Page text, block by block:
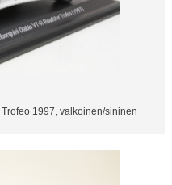
1997, valkoinen/sininen